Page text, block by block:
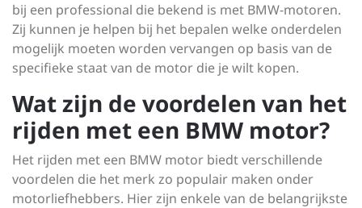
bij een professional die bekend is met BMW-motoren.
Zij kunnen je helpen bij het bepalen welke onderdelen
mogelijk moeten worden vervangen op basis van de
specifieke staat van de motor die je wilt kopen.
Wat zijn de voordelen van het
rijden met een BMW motor?
Het rijden met een BMW motor biedt verschillende
voordelen die het merk zo populair maken onder
motorliefhebbers. Hier zijn enkele van de belangrijkste